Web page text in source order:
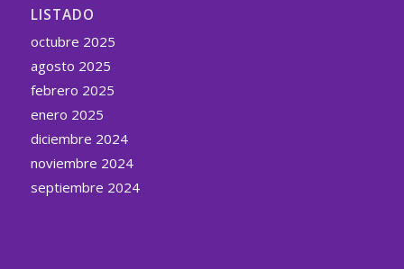
LISTADO
octubre 2025
agosto 2025
febrero 2025
enero 2025
diciembre 2024
noviembre 2024
septiembre 2024